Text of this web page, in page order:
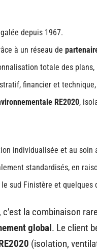
depuis 1967.
à un réseau de
totale des
financier et
RE2020,
individualisée et au soin
standardisés, en
sud Finistère et quelques
, c’est la combinaison
global. Le client
(isolation,